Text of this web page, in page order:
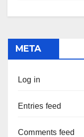
META
Log in
Entries feed
Comments feed